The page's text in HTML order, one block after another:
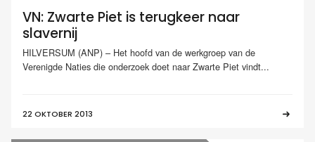
VN: Zwarte Piet is terugkeer naar
slavernij
HILVERSUM (ANP) – Het hoofd van de werkgroep van de
Verenigde Naties die onderzoek doet naar Zwarte Piet vindt...
22 OKTOBER 2013